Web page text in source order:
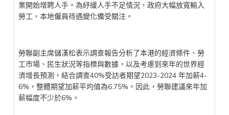
業開始增聘人手。為紓緩人手不足情況，政府大幅放寬輸入
勞工，本地僱員待遇變化備受關注。
勞聯副主席儲漢松表示調查報告分析了本港的經濟條件、勞
工市場、民生狀況等指標與數據，以及考慮到來年的世界經
濟增長預測，結合調查40%受訪者期望2023-2024 年加薪4-
6%，整體期望加薪平均值為6.75%。因此，勞聯建議來年加
薪幅度不少於6%。